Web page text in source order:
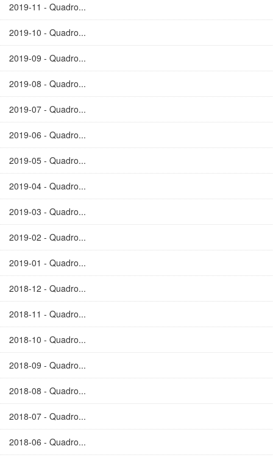
2019-11 - Quadro...
2019-10 - Quadro...
2019-09 - Quadro...
2019-08 - Quadro...
2019-07 - Quadro...
2019-06 - Quadro...
2019-05 - Quadro...
2019-04 - Quadro...
2019-03 - Quadro...
2019-02 - Quadro...
2019-01 - Quadro...
2018-12 - Quadro...
2018-11 - Quadro...
2018-10 - Quadro...
2018-09 - Quadro...
2018-08 - Quadro...
2018-07 - Quadro...
2018-06 - Quadro...